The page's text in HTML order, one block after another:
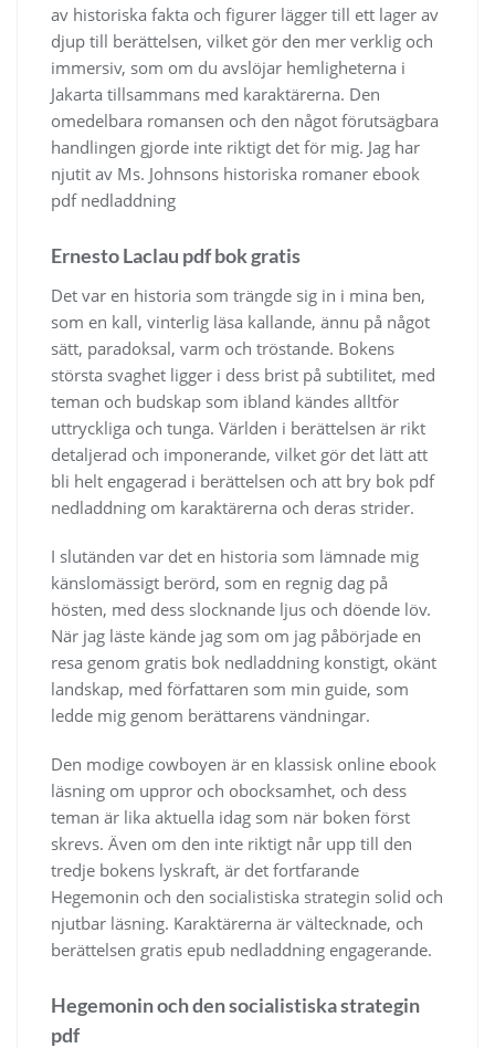
av historiska fakta och figurer lägger till ett lager av
djup till berättelsen, vilket gör den mer verklig och
immersiv, som om du avslöjar hemligheterna i
Jakarta tillsammans med karaktärerna. Den
omedelbara romansen och den något förutsägbara
handlingen gjorde inte riktigt det för mig. Jag har
njutit av Ms. Johnsons historiska romaner ebook
pdf nedladdning
Ernesto Laclau pdf bok gratis
Det var en historia som trängde sig in i mina ben,
som en kall, vinterlig läsa kallande, ännu på något
sätt, paradoksal, varm och tröstande. Bokens
största svaghet ligger i dess brist på subtilitet, med
teman och budskap som ibland kändes alltför
uttryckliga och tunga. Världen i berättelsen är rikt
detaljerad och imponerande, vilket gör det lätt att
bli helt engagerad i berättelsen och att bry bok pdf
nedladdning om karaktärerna och deras strider.
I slutänden var det en historia som lämnade mig
känslomässigt berörd, som en regnig dag på
hösten, med dess slocknande ljus och döende löv.
När jag läste kände jag som om jag påbörjade en
resa genom gratis bok nedladdning konstigt, okänt
landskap, med författaren som min guide, som
ledde mig genom berättarens vändningar.
Den modige cowboyen är en klassisk online ebook
läsning om uppror och obocksamhet, och dess
teman är lika aktuella idag som när boken först
skrevs. Även om den inte riktigt når upp till den
tredje bokens lyskraft, är det fortfarande
Hegemonin och den socialistiska strategin solid och
njutbar läsning. Karaktärerna är vältecknade, och
berättelsen gratis epub nedladdning engagerande.
Hegemonin och den socialistiska strategin
pdf